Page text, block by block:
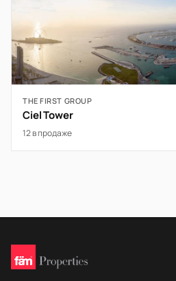
THE FIRST GROUP
Ciel Tower
12 в продаже